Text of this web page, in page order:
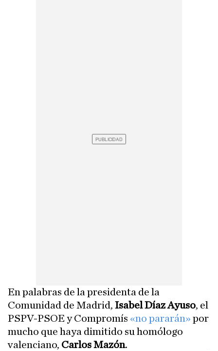
En palabras de la presidenta de la
Comunidad de Madrid, Isabel Díaz Ayuso, el
PSPV-PSOE y Compromís «no pararán» por
mucho que haya dimitido su homólogo
valenciano, Carlos Mazón.